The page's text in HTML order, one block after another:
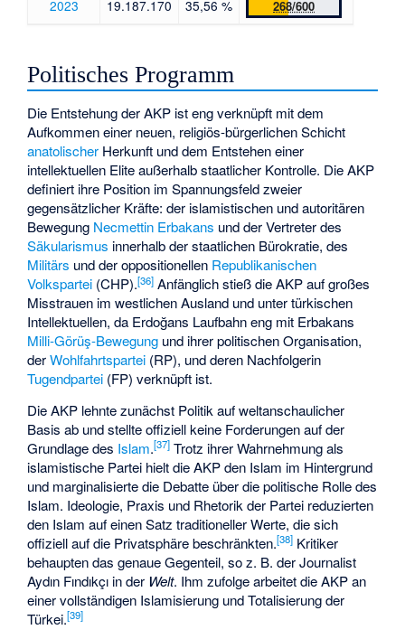
2023 19.187.170 35,56 % 268/600
Politisches Programm
Die Entstehung der AKP ist eng verknüpft mit dem
Aufkommen einer neuen, religiös-bürgerlichen Schicht
anatolischer Herkunft und dem Entstehen einer
intellektuellen Elite außerhalb staatlicher Kontrolle. Die AKP
definiert ihre Position im Spannungsfeld zweier
gegensätzlicher Kräfte: der islamistischen und autoritären
Bewegung Necmettin Erbakans und der Vertreter des
Säkularismus innerhalb der staatlichen Bürokratie, des
Militärs und der oppositionellen Republikanischen
Volkspartei (CHP).[36] Anfänglich stieß die AKP auf großes
Misstrauen im westlichen Ausland und unter türkischen
Intellektuellen, da Erdoğans Laufbahn eng mit Erbakans
Milli-Görüş-Bewegung und ihrer politischen Organisation,
derWohlfahrtspartei (RP), und deren Nachfolgerin
Tugendpartei (FP) verknüpft ist.
Die AKP lehnte zunächst Politik auf weltanschaulicher
Basis ab und stellte offiziell keine Forderungen auf der
Grundlage des Islam.[37] Trotz ihrer Wahrnehmung als
islamistische Partei hielt die AKP den Islam im Hintergrund
und marginalisierte die Debatte über die politische Rolle des
Islam. Ideologie, Praxis und Rhetorik der Partei reduzierten
den Islam auf einen Satz traditioneller Werte, die sich
offiziell auf die Privatsphäre beschränkten.[38] Kritiker
behaupten das genaue Gegenteil, so z. B. der Journalist
Aydın Fındıkçı in der Welt. Ihm zufolge arbeitet die AKP an
einer vollständigen Islamisierung und Totalisierung der
Türkei.[39]